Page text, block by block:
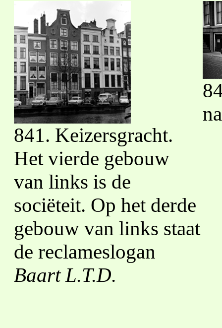
841. Keizersgracht.
Het vierde gebouw
van links is de
sociëteit. Op het derde
gebouw van links staat
de reclameslogan
Baart L.T.D.